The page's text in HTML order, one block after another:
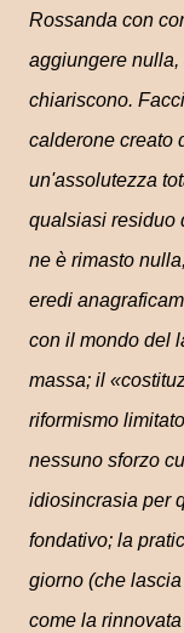
Rossanda con
aggiungere
chiariscono.
calderone creato
un'assolutezza
qualsiasi residuo
ne è rimasto
eredi
con il mondo del
massa; il
riformismo
nessuno sforzo
idiosincrasia per
fondativo; la
giorno (che
come la